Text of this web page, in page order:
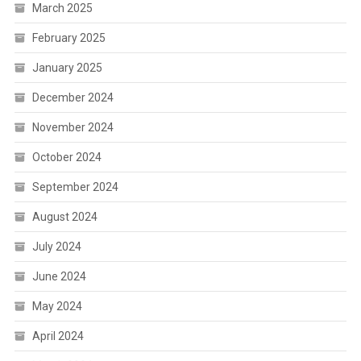
March 2025
February 2025
January 2025
December 2024
November 2024
October 2024
September 2024
August 2024
July 2024
June 2024
May 2024
April 2024